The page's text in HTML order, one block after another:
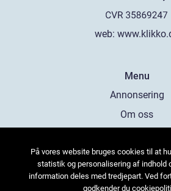
web:
Menu
Annonsering
Om oss
Kontakta oss
Sitemap
På vores website bruges cookies til at
statistik og personalisering af indhold
information deles med tredjepart. Ved
godkender du